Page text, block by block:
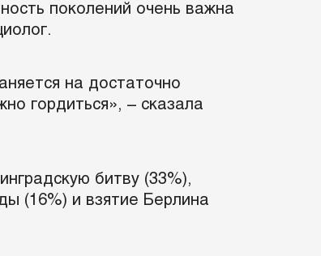
поколений очень важна
на достаточно
гордиться», – сказала
битву (33%),
(16%) и взятие Берлина